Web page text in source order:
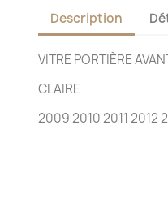
Description
VITRE PORTIÈRE
CLAIRE
2009 2010 2011 2012